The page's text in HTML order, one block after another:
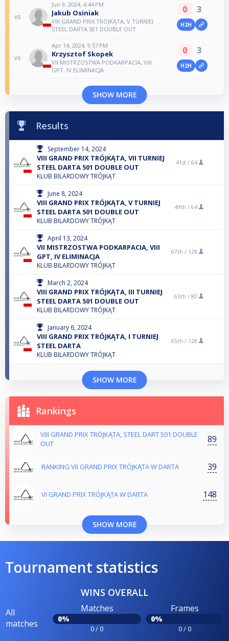
vs
Jun 9, 2024, 4:44 PM
Jakub Osiniak
VIII GRAND PRIX TRÓJKĄTA, V TURNIEJ
STEEL DARTA 501 DOUBLE OUT
0 3
H2H
vs
Apr 14, 2024, 9:57 PM
Krzysztof Skopek
VII MISTRZOSTWA PODKARPACIA, VIII
GPT, IV ELIMINACJA
0 3
H2H
SHOW MORE
Results
September 14, 2024
VIII GRAND PRIX TRÓJKĄTA, VII TURNIEJ
STEEL DARTA 501 DOUBLE OUT
KLUB BILARDOWY TRÓJKĄT
41st / 64
June 8, 2024
VIII GRAND PRIX TRÓJKĄTA, V TURNIEJ
STEEL DARTA 501 DOUBLE OUT
KLUB BILARDOWY TRÓJKĄT
49th / 64
April 13, 2024
VII MISTRZOSTWA PODKARPACIA, VIII
GPT, IV ELIMINACJA
KLUB BILARDOWY TRÓJKĄT
67th / 128
March 2, 2024
VIII GRAND PRIX TRÓJKĄTA, III TURNIEJ
STEEL DARTA 501 DOUBLE OUT
KLUB BILARDOWY TRÓJKĄT
65th / 80
January 6, 2024
VIII GRAND PRIX TRÓJKĄTA, I TURNIEJ
STEEL DARTA
KLUB BILARDOWY TRÓJKĄT
65th / 128
SHOW MORE
Rankings
VIII GRAND PRIX TRÓJKĄTA, STEEL DART 501 DOUBLE
OUT
89
RANKING VII GRAND PRIX TRÓJKĄTA W DARTA 39
VI GRAND PRIX TRÓJKĄTA W DARTA 148
SHOW MORE
Tournament statistics
WINS OVERALL
All
matches
Matches
0%
0 / 0
Frames
0%
0 / 0